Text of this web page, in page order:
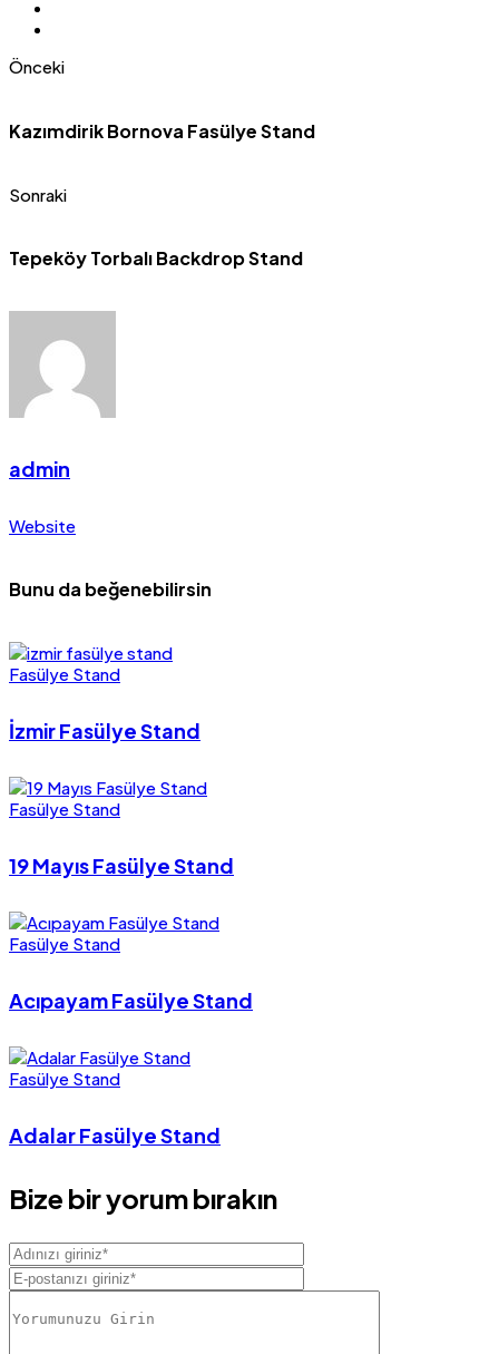
Önceki
Kazımdirik Bornova Fasülye Stand
Sonraki
Tepeköy Torbalı Backdrop Stand
admin
Website
Bunu da beğenebilirsin
Fasülye Stand
İzmir Fasülye Stand
Fasülye Stand
19 Mayıs Fasülye Stand
Fasülye Stand
Acıpayam Fasülye Stand
Fasülye Stand
Adalar Fasülye Stand
Bize bir yorum bırakın